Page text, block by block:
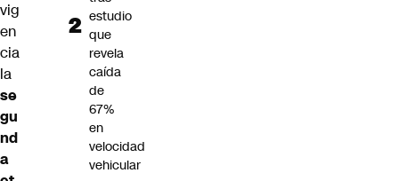
vig
en
cia
la
se
gu
nd
a
estudio
que
revela
caída
de
67%
en
velocidad
vehicular